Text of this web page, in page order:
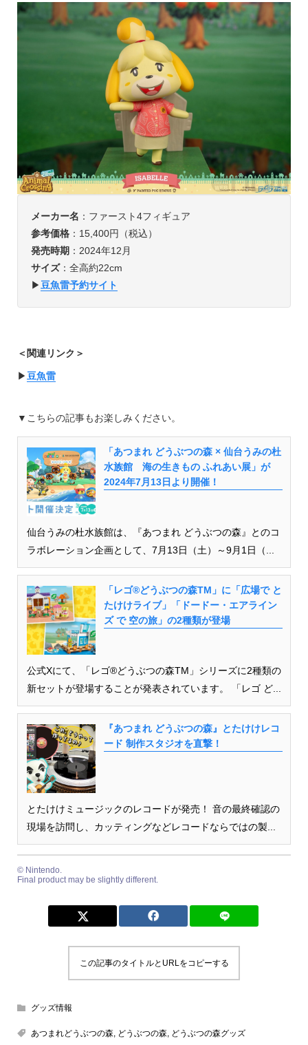
メーカー名 ：ファースト4フィギュア
参考価格：15,400円（税込）
発売時期 ：2024年12月
サイズ：全高約22cm
▶︎ 豆魚雷予約サイト
＜関連リンク＞
▶︎ 豆魚雷
▼こちらの記事もお楽しみください。
「あつまれ どうぶつの森 × 仙台うみの杜
水族館 海の生きもの ふれあい展」が
2024年7月13日より開催！
仙台うみの杜水族館は、『あつまれ どうぶつの森』とのコ
ラボレーション企画として、7月13日（土）～9月1日（...
「レゴ®どうぶつの森TM」に「広場で と
たけけライブ」「ドードー・エアライン
ズ で 空の旅」の2種類が登場
公式Xにて、「レゴ®どうぶつの森TM」シリーズに2種類の
新セットが登場することが発表されています。 「レゴ ど...
『あつまれ どうぶつの森』とたけけレコ
ード 制作スタジオを直撃！
とたけけミュージックのレコードが発売！ 音の最終確認の
現場を訪問し、カッティングなどレコードならではの製...
© Nintendo.
Final product may be slightly different.
この記事のタイトルとURLをコピーする
グッズ情報
あつまれどうぶつの森, どうぶつの森, どうぶつの森グッズ